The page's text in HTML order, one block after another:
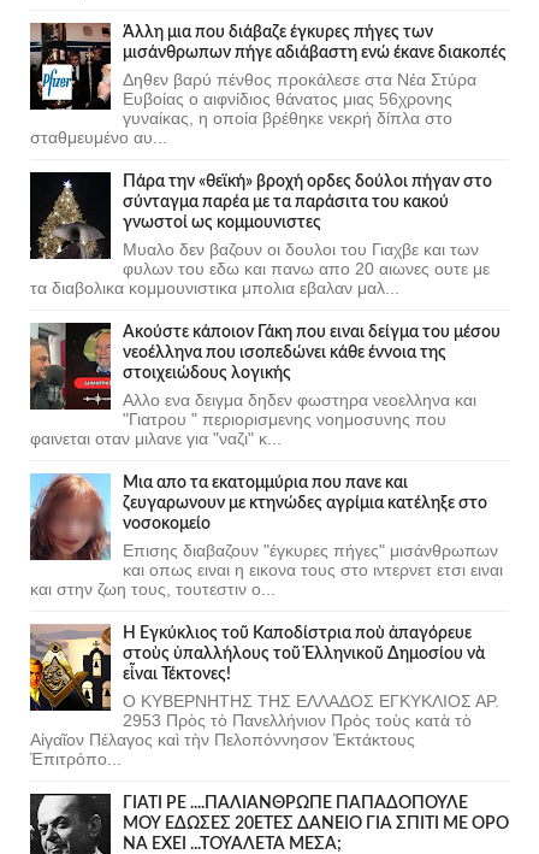
Άλλη μια που διάβαζε έγκυρες πήγες των
μισάνθρωπων πήγε αδιάβαστη ενώ έκανε διακοπές
Δηθεν βαρύ πένθος προκάλεσε στα Νέα Στύρα
Ευβοίας ο αιφνίδιος θάνατος μιας 56χρονης
γυναίκας, η οποία βρέθηκε νεκρή δίπλα στο
σταθμευμένο αυ...
Πάρα την «θεϊκή» βροχή ορδες δούλοι πήγαν στο
σύνταγμα παρέα με τα παράσιτα του κακού
γνωστοί ως κομμουνιστες
Μυαλο δεν βαζουν οι δουλοι του Γιαχβε και των
φυλων του εδω και πανω απο 20 αιωνες ουτε με
τα διαβολικα κομμουνιστικα μπολια εβαλαν μαλ...
Ακούστε κάποιον Γάκη που ειναι δείγμα του μέσου
νεοέλληνα που ισοπεδώνει κάθε έννοια της
στοιχειώδους λογικής
Αλλο ενα δειγμα δηδεν φωστηρα νεοελληνα και
"Γιατρου " περιορισμενης νοημοσυνης που
φαινεται οταν μιλανε για "ναζι" κ...
Μια απο τα εκατομμύρια που πανε και
ζευγαρωνουν με κτηνώδες αγρίμια κατέληξε στο
νοσοκομείο
Επισης διαβαζουν "έγκυρες πήγες" μισάνθρωπων
και οπως ειναι η εικονα τους στο ιντερνετ ετσι ειναι
και στην ζωη τους, τουτεστιν ο...
Ἡ Ἐγκύκλιος τοῦ Καποδίστρια ποὺ ἀπαγόρευε
στοὺς ὑπαλλήλους τοῦ Ἑλληνικοῦ Δημοσίου νὰ
εἶναι Τέκτονες!
Ο ΚΥΒΕΡΝΗΤΗΣ ΤΗΣ ΕΛΛΑΔΟΣ ΕΓΚΥΚΛΙΟΣ ΑΡ.
2953 Πρὸς τὸ Πανελλήνιον Πρὸς τοὺς κατὰ τὸ
Αἰγαῖον Πέλαγος καὶ τὴν Πελοπόννησον Ἐκτάκτους
Ἐπιτρόπο...
ΓΙΑΤΙ ΡΕ ....ΠΑΛΙΑΝΘΡΩΠΕ ΠΑΠΑΔΟΠΟΥΛΕ
ΜΟΥ ΕΔΩΣΕΣ 20ΕΤΕΣ ΔΑΝΕΙΟ ΓΙΑ ΣΠΙΤΙ ΜΕ ΟΡΟ
ΝΑ ΕΧΕΙ ...ΤΟΥΑΛΕΤΑ ΜΕΣΑ;